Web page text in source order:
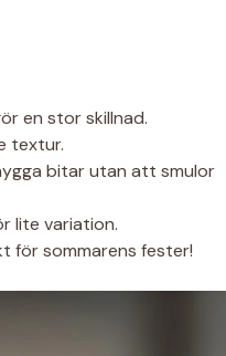
en stor skillnad.
textur.
bitar utan att smulor
lite variation.
för sommarens fester!